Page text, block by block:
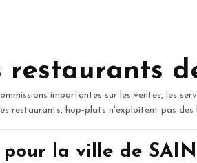
restaurants
importantes sur les ventes, les
restaurants, hop-plats n'exploitent pas
la ville de